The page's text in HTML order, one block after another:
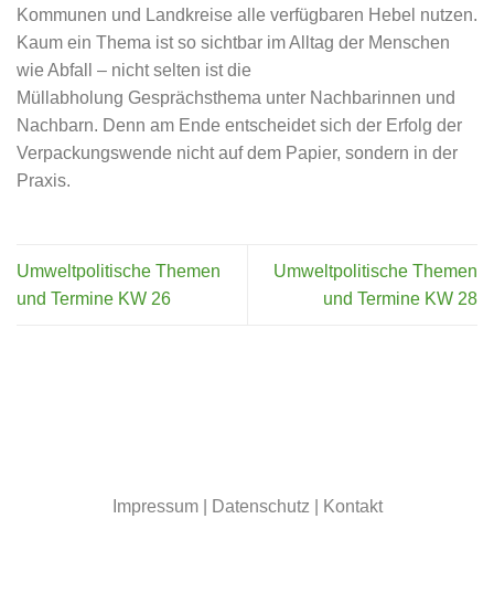
Kommunen und Landkreise alle verfügbaren Hebel nutzen.
Kaum ein Thema ist so sichtbar im Alltag der Menschen
wie Abfall – nicht selten ist die
Müllabholung Gesprächsthema unter Nachbarinnen und
Nachbarn. Denn am Ende entscheidet sich der Erfolg der
Verpackungswende nicht auf dem Papier, sondern in der
Praxis.
Umweltpolitische Themen
und Termine KW 26
Umweltpolitische Themen
und Termine KW 28
Impressum| Datenschutz Kontakt